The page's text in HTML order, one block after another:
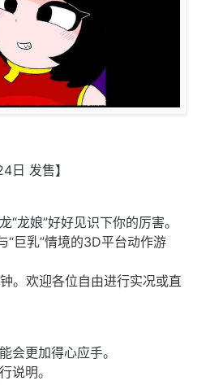
日 发售】
龙娘”好好见识下你的厉害。
“巨乳”情境的3D平台动作游
。欢迎各位自由进行实况或直
会更加得心应手。
说明。